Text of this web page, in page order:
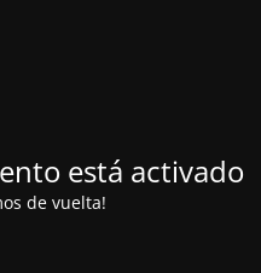
está activado
de vuelta!